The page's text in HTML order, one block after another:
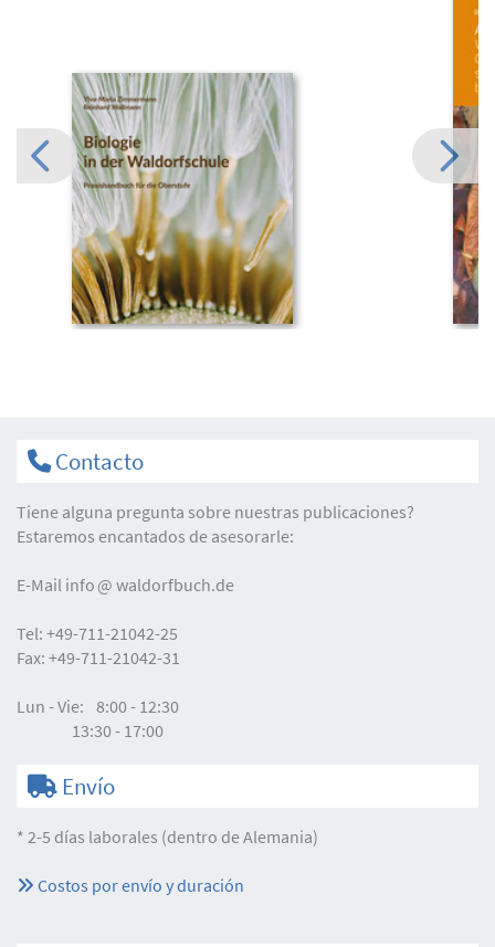
Contacto
Tiene alguna pregunta sobre nuestras publicaciones?
Estaremos encantados de asesorarle:
E-Mail info waldorfbuch.de
Tel: +49-711-21042-25
Fax: +49-711-21042-31
Lun - Vie: 8:00 - 12:30
13:30 - 17:00
Envío
* 2-5 días laborales (dentro de Alemania)
Costos por envío y duración